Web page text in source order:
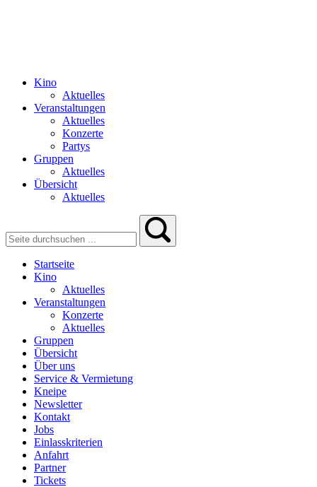
Kino
Aktuelles
Veranstaltungen
Aktuelles
Konzerte
Partys
Gruppen
Aktuelles
Übersicht
Aktuelles
Startseite
Kino
Aktuelles
Veranstaltungen
Konzerte
Aktuelles
Gruppen
Übersicht
Über uns
Service & Vermietung
Kneipe
Newsletter
Kontakt
Jobs
Einlasskriterien
Anfahrt
Partner
Tickets